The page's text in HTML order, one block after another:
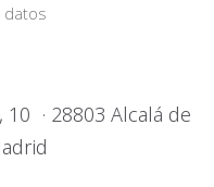
datos
10 · 28803 Alcalá de